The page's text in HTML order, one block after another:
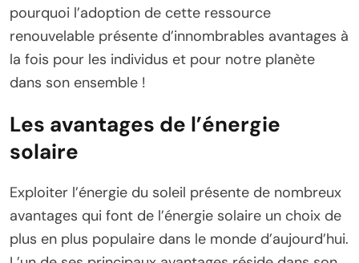
pourquoi l’adoption de cette ressource
renouvelable présente d’innombrables avantages à
la fois pour les individus et pour notre planète
dans son ensemble !
Les avantages de l’énergie
solaire
Exploiter l’énergie du soleil présente de nombreux
avantages qui font de l’énergie solaire un choix de
plus en plus populaire dans le monde d’aujourd’hui.